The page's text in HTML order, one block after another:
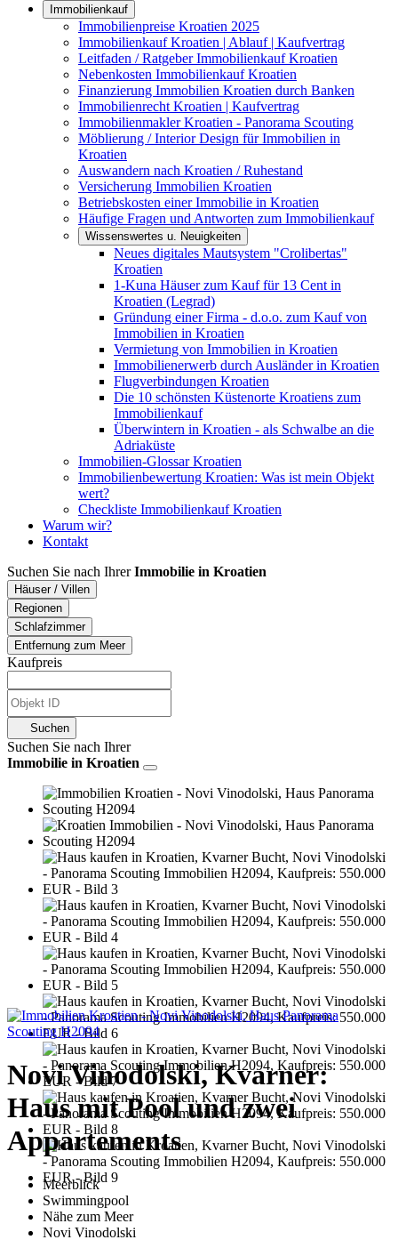
Immobilienkauf
Immobilienpreise Kroatien 2025
Immobilienkauf Kroatien | Ablauf | Kaufvertrag
Leitfaden / Ratgeber Immobilienkauf Kroatien
Nebenkosten Immobilienkauf Kroatien
Finanzierung Immobilien Kroatien durch Banken
Immobilienrecht Kroatien | Kaufvertrag
Immobilienmakler Kroatien - Panorama Scouting
Möblierung / Interior Design für Immobilien in
Kroatien
Auswandern nach Kroatien / Ruhestand
Versicherung Immobilien Kroatien
Betriebskosten einer Immobilie in Kroatien
Häufige Fragen und Antworten zum Immobilienkauf
Wissenswertes u. Neuigkeiten
Neues digitales Mautsystem "Crolibertas"
Kroatien
1-Kuna Häuser zum Kauf für 13 Cent in
Kroatien (Legrad)
Gründung einer Firma - d.o.o. zum Kauf von
Immobilien in Kroatien
Vermietung von Immobilien in Kroatien
Immobilienerwerb durch Ausländer in Kroatien
Flugverbindungen Kroatien
Die 10 schönsten Küstenorte Kroatiens zum
Immobilienkauf
Überwintern in Kroatien - als Schwalbe an die
Adriaküste
Immobilien-Glossar Kroatien
Immobilienbewertung Kroatien: Was ist mein Objekt
wert?
Checkliste Immobilienkauf Kroatien
Warum wir?
Kontakt
Suchen Sie nach IhrerImmobilie in Kroatien
Häuser / Villen
Regionen
Schlafzimmer
Entfernung zum Meer
Kaufpreis
Suchen
Suchen Sie nach Ihrer
Immobilie in Kroatien
Novi Vinodolski, Kvarner:
Haus mit Pool und zwei
Appartements
Meerblick
Swimmingpool
Nähe zum Meer
Novi Vinodolski